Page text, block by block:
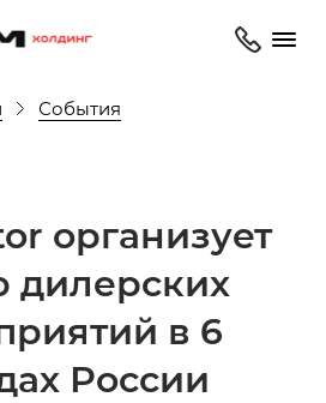
События
организует
дилерских
в 6
России